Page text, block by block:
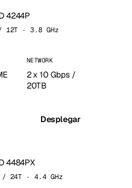
4244P
12T · 3.8 GHz
NETWORK
2 x 10 Gbps /
20TB
Desplegar
4484PX
/ 24T · 4.4 GHz